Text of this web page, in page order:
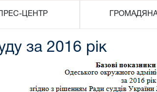
ПРЕС-ЦЕНТР
за 2016 рік